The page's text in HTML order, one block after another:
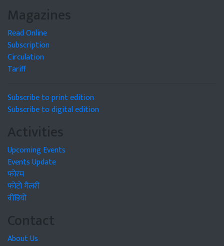
Magazines
Read Online
Subscription
Circulation
Tariff
Subscribe to print edition
Subscribe to digital edition
Activities
Upcoming Events
Events Update
फोरम
फोटो गैलरी
वीडियो
Contact
About Us